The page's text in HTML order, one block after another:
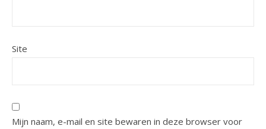
Site
Mijn naam, e-mail en site bewaren in deze browser voor